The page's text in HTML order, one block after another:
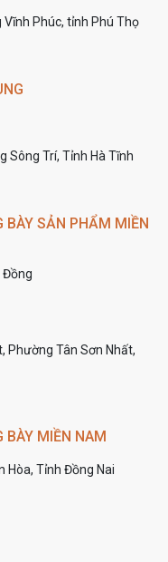
Vĩnh Phúc, tỉnh Phú Thọ
Sông Trí, Tỉnh Hà Tĩnh
BÀY SẢN PHẨM MIỀN
Đồng
Phường Tân Sơn Nhất,
BÀY MIỀN NAM
Hòa, Tỉnh Đồng Nai